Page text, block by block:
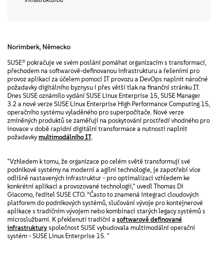
Norimberk, Německo
SUSE® pokračuje ve svém poslání pomáhat organizacím s transformací,
přechodem na softwarově-definovanou infrastrukturu a řešeními pro
provoz aplikací za účelem pomoci IT provozu a DevOps naplnit náročné
požadavky digitálního byznysu i přes větší tlak na finanční stránku IT.
Dnes SUSE oznámilo vydání SUSE Linux Enterprise 15, SUSE Manager
3.2 a nové verze SUSE Linux Enterprise High Performance Computing 15,
operačního systému vyladěného pro superpočítače. Nové verze
zmíněných produktů se zaměřují na poskytování prostředí vhodného pro
inovace v době rapidní digitální transformace a nutnosti naplnit
požadavkymultimodálního IT.
"Vzhledem k tomu, že organizace po celém světě transformují své
podnikové systémy na moderní a agilní technologie, je zapotřebí více
odlišně nastavených infrastruktur - pro optimalizaci vzhledem ke
konkrétní aplikaci a provozované technologii," uvedl Thomas Di
Giacomo, ředitel SUSE CTO. “Často to znamená integraci cloudových
platforem do podnikových systémů, slučování vývoje pro kontejnerové
aplikace s tradičním vývojem nebo kombinaci starých legacy systémů s
microslužbami. K překlenutí tradiční a softwarově definované
infrastruktury společnost SUSE vybudovala multimodální operační
systém - SUSE Linux Enterprise 15. "